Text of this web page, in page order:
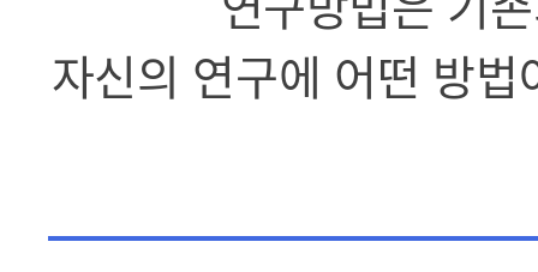
자신의 연구에 어떤 방